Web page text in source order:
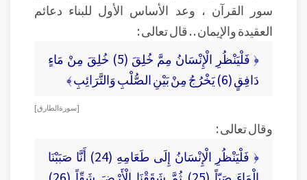
سور القرآن ، وعد الأساس الأول للبناء دعائم
العقيدة والإيمان . . قال تعالى :
﴿ فَلْيَنْظُرِ الْإِنْسَانُ مِمَّ خُلِقَ (5) خُلِقَ مِنْ مَاءٍ
دَافِقٍ (6) يَخْرُجُ مِنْ بَيْنِ الصُّلْبِ وَالتَّرَائِبِ ﴾
[ سورة الطارق ]
وقال تعالى :
﴿ فَلْيَنْظُرِ الْإِنْسَانُ إِلَى طَعَامِهِ (24) أَنَّا صَبَبْنَا